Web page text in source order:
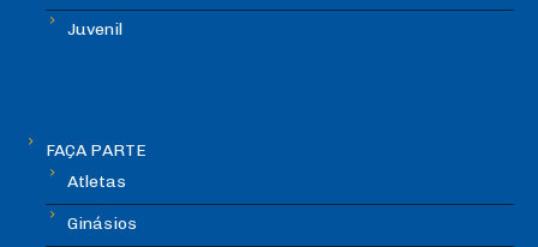
Juvenil
FAÇA PARTE
Atletas
Ginásios